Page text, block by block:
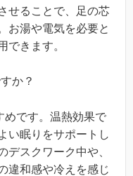
せることで、足の芯
お湯や電気を必要と
できます。
か？
めです。温熱効果で
い眠りをサポートし
デスクワーク中や、
違和感や冷えを感じ